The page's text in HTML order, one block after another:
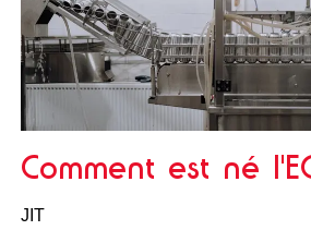
Comment est né
JIT